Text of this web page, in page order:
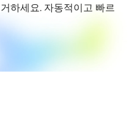
하세요. 자동적이고 빠르